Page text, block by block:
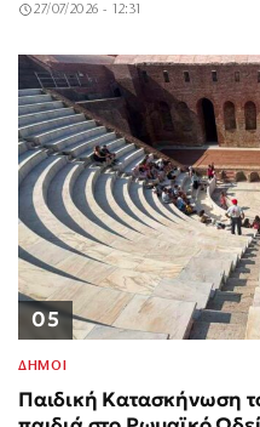
27/07/2026 - 12:31
05
ΔΗΜΟΙ
Παιδική Κατασκήνωση